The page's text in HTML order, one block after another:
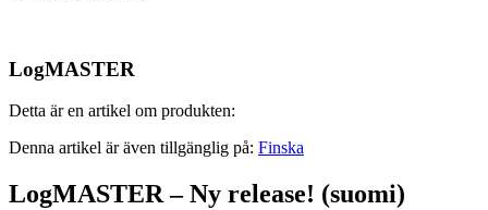
LogMASTER
Detta är en artikel om produkten:
Denna artikel är även tillgänglig på: Finska
LogMASTER – Ny release! (suomi)